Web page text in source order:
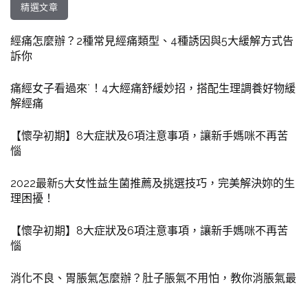
精選文章
經痛怎麼辦？2種常見經痛類型、4種誘因與5大緩解方式告
訴你
痛經女子看過來˙！4大經痛舒緩妙招，搭配生理調養好物緩
解經痛
【懷孕初期】8大症狀及6項注意事項，讓新手媽咪不再苦
惱
2022最新5大女性益生菌推薦及挑選技巧，完美解決妳的生
理困擾！
【懷孕初期】8大症狀及6項注意事項，讓新手媽咪不再苦
惱
消化不良、胃脹氣怎麼辦？肚子脹氣不用怕，教你消脹氣最